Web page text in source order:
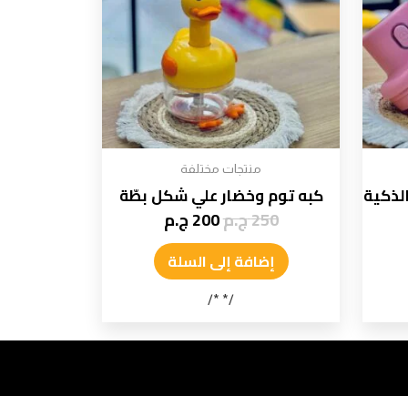
منتجات مختلفة
كبه توم وخضار علي شكل بطّة
250ج.م200ج.م
إضافة إلى السلة
/* */